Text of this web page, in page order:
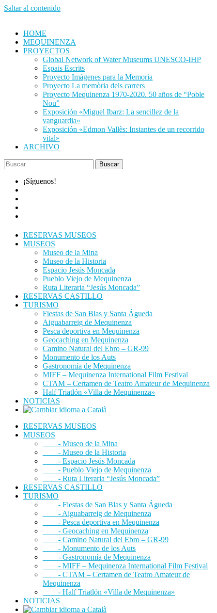
Saltar al contenido
HOME
MEQUINENZA
PROYECTOS
Global Network of Water Museums UNESCO-IHP
Espais Escrits
Proyecto Imágenes para la Memoria
Proyecto La memòria dels carrers
Proyecto Mequinenza 1970-2020. 50 años de “Poble
Nou”
Exposición «Miguel Ibarz: La sencillez de la
vanguardia»
Exposición «Edmon Vallès: Instantes de un recorrido
vital»
ARCHIVO
¡Síguenos!
RESERVAS MUSEOS
MUSEOS
Museo de la Mina
Museo de la Historia
Espacio Jesús Moncada
Pueblo Viejo de Mequinenza
Ruta Literaria “Jesús Moncada”
RESERVAS CASTILLO
TURISMO
Fiestas de San Blas y Santa Águeda
Aiguabarreig de Mequinenza
Pesca deportiva en Mequinenza
Geocaching en Mequinenza
Camino Natural del Ebro – GR-99
Monumento de los Auts
Gastronomía de Mequinenza
MIFF – Mequinenza International Film Festival
CTAM – Certamen de Teatro Amateur de Mequinenza
Half Triatlón «Villa de Mequinenza»
NOTICIAS
RESERVAS MUSEOS
MUSEOS
- Museo de la Mina
- Museo de la Historia
- Espacio Jesús Moncada
- Pueblo Viejo de Mequinenza
- Ruta Literaria “Jesús Moncada”
RESERVAS CASTILLO
TURISMO
- Fiestas de San Blas y Santa Águeda
- Aiguabarreig de Mequinenza
- Pesca deportiva en Mequinenza
- Geocaching en Mequinenza
- Camino Natural del Ebro – GR-99
- Monumento de los Auts
- Gastronomía de Mequinenza
- MIFF – Mequinenza International Film Festival
- CTAM – Certamen de Teatro Amateur de
Mequinenza
- Half Triatlón «Villa de Mequinenza»
NOTICIAS